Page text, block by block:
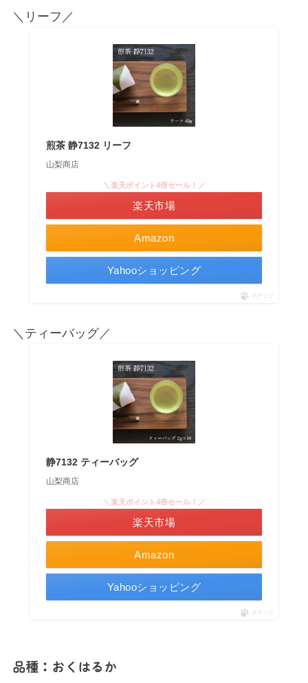
＼リーフ／
煎茶 静7132 リーフ
山梨商店
Amazon
＼楽天ポイント4倍セール！／
楽天市場
Yahooショッピング
ポチップ
＼ティーバッグ／
静7132 ティーバッグ
山梨商店
Amazon
＼楽天ポイント4倍セール！／
楽天市場
Yahooショッピング
ポチップ
品種：おくはるか